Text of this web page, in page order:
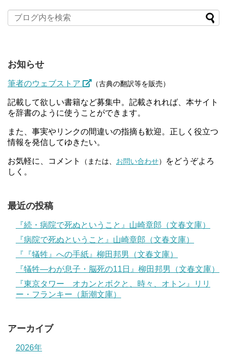
お知らせ
筆者のウェブストア （古典の翻訳等を販売）
記載して欲しい書籍など募集中。記載されれば、本サイト
を辞書のように使うことができます。
また、事実やリンクの間違いの指摘も歓迎。正しく役立つ
情報を発信してゆきたい。
お気軽に、コメント （または、 お問い合わせ）
をどうぞよろ
しく。
最近の投稿
『続・病院で死ぬということ』山崎章郎（文春文庫）
『病院で死ぬということ』山崎章郎（文春文庫）
『『犠牲』への手紙』柳田邦男（文春文庫）
『犠牲―わが息子・脳死の11日』柳田邦男（文春文庫）
『東京タワー オカンとボクと、時々、オトン』リリ
ー・フランキー（新潮文庫）
アーカイブ
2026年